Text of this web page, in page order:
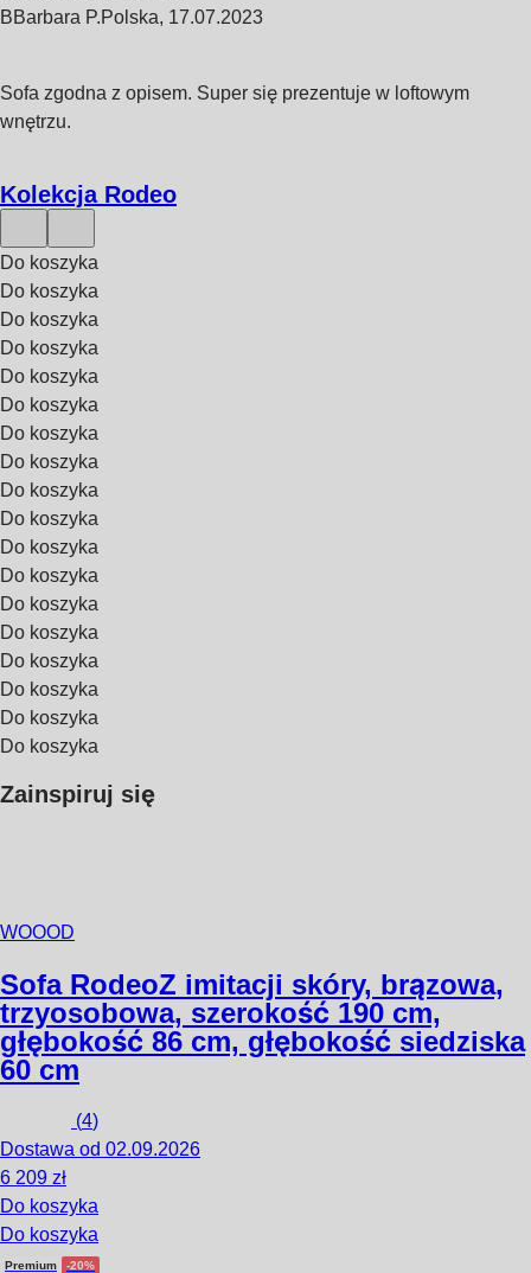
BBarbara P.Polska, 17.07.2023
Sofa zgodna z opisem. Super się prezentuje w loftowym
wnętrzu.
Kolekcja Rodeo
Do koszyka
Do koszyka
Do koszyka
Do koszyka
Do koszyka
Do koszyka
Do koszyka
Do koszyka
Do koszyka
Do koszyka
Do koszyka
Do koszyka
Do koszyka
Do koszyka
Do koszyka
Do koszyka
Do koszyka
Do koszyka
Zainspiruj się
WOOOD
Sofa RodeoZ imitacji skóry, brązowa,
trzyosobowa, szerokość 190 cm,
głębokość 86 cm, głębokość siedziska
60 cm
(4)
Dostawa od 02.09.2026
6 209 zł
Do koszyka
Do koszyka
Premium -20%